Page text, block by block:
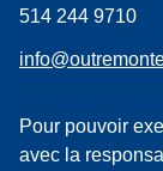
514 244 9710
Pour pouvoir
avec la